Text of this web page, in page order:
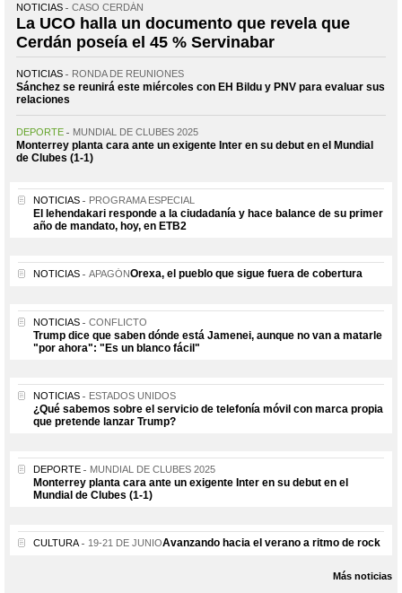
NOTICIAS CASO CERDÁN
La UCO halla un documento que revela que
Cerdán poseía el 45 % Servinabar
NOTICIAS RONDA DE REUNIONES
Sánchez se reunirá este miércoles con EH Bildu y PNV para evaluar sus
relaciones
DEPORTE MUNDIAL DE CLUBES 2025
Monterrey planta cara ante un exigente Inter en su debut en el Mundial
de Clubes (1-1)
NOTICIAS PROGRAMA ESPECIAL
El lehendakari responde a la ciudadanía y hace balance de su primer
año de mandato, hoy, en ETB2
NOTICIAS APAGÓNOrexa, el pueblo que sigue fuera de cobertura
NOTICIAS CONFLICTO
Trump dice que saben dónde está Jamenei, aunque no van a matarle
"por ahora": "Es un blanco fácil"
NOTICIAS ESTADOS UNIDOS
¿Qué sabemos sobre el servicio de telefonía móvil con marca propia
que pretende lanzar Trump?
DEPORTE MUNDIAL DE CLUBES 2025
Monterrey planta cara ante un exigente Inter en su debut en el
Mundial de Clubes (1-1)
CULTURA 19-21 DE JUNIOAvanzando hacia el verano a ritmo de rock
Más noticias